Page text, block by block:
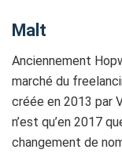
Malt
Anciennement
marché du
créée en 2013 par
n’est qu’en 2017
changement de